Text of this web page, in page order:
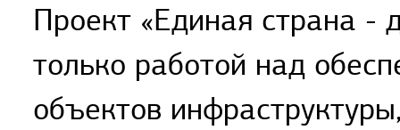
Проект «Единая страна -
только работой над
объектов